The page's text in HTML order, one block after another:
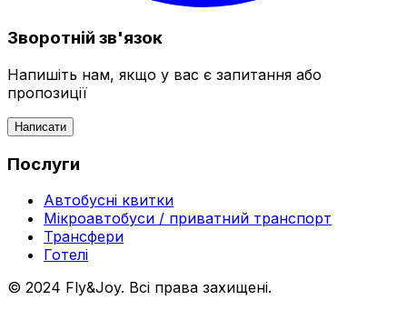
Зворотній зв'язок
Напишіть нам, якщо у вас є запитання або
пропозиції
Написати
Послуги
Автобусні квитки
Мікроавтобуси / приватний транспорт
Трансфери
Готелі
© 2024 Fly&Joy. Всі права захищені.